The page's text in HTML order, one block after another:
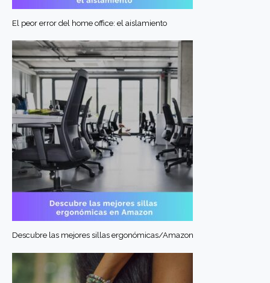
El peor error del home office: el aislamiento
Descubre las mejores sillas ergonómicas/Amazon